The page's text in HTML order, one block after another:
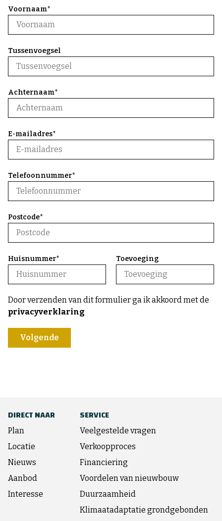
Voornaam*
Tussenvoegsel
Achternaam*
E-mailadres*
Telefoonnummer*
Postcode*
Huisnummer* Toevoeging
Door verzenden van dit formulier ga ik akkoord met de
privacyverklaring
Volgende
DIRECT NAAR
Plan
Locatie
Nieuws
Aanbod
Interesse
SERVICE
Veelgestelde vragen
Verkoopproces
Financiering
Voordelen van nieuwbouw
Duurzaamheid
Klimaatadaptatie grondgebonden